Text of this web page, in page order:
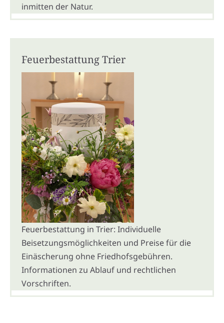
inmitten der Natur.
Feuerbestattung Trier
Feuerbestattung in Trier: Individuelle
Beisetzungsmöglichkeiten und Preise für die
Einäscherung ohne Friedhofsgebühren.
Informationen zu Ablauf und rechtlichen
Vorschriften.